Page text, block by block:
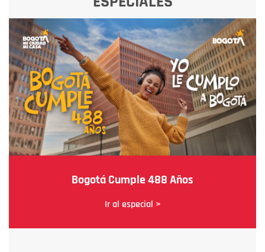
Bogotá Cumple 488 Años
Ir al especial >